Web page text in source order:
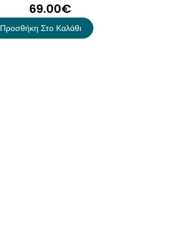
69.00€
Προσθήκη Στο Καλάθι